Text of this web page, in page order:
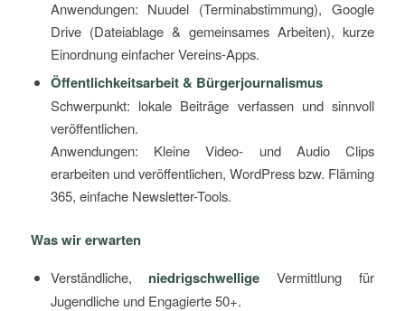
Anwendungen: Nuudel (Terminabstimmung), Google
Drive (Dateiablage & gemeinsames Arbeiten), kurze
Einordnung einfacher Vereins-Apps.
Öffentlichkeitsarbeit & Bürgerjournalismus
Schwerpunkt: lokale Beiträge verfassen und sinnvoll
veröffentlichen.
Anwendungen: Kleine Video- und Audio Clips
erarbeiten und veröffentlichen, WordPress bzw. Fläming
365, einfache Newsletter-Tools.
Was wir erwarten
Verständliche, niedrigschwellige Vermittlung für
Jugendliche und Engagierte 50+.